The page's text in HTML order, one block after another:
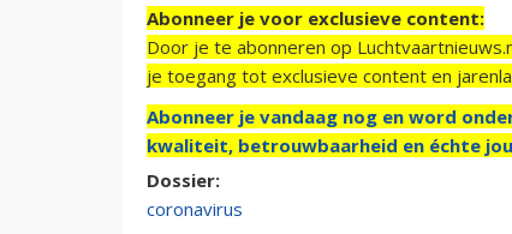
Abonneer je voor exclusieve content:
Door je te abonneren op
je toegang tot exclusieve content en
Abonneer je vandaag nog en word
kwaliteit, betrouwbaarheid en échte
Dossier:
coronavirus